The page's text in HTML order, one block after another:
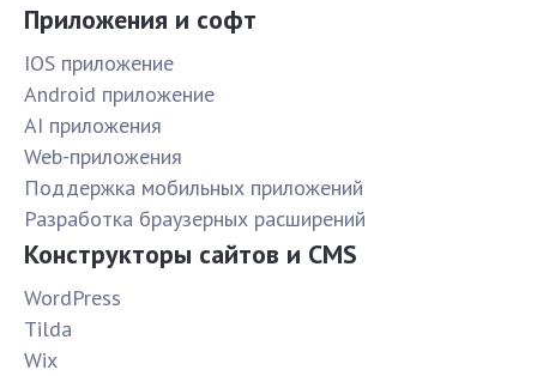
Приложения и софт
IOS приложение
Android приложение
AI приложения
Web-приложения
Поддержка мобильных приложений
Разработка браузерных расширений
Конструкторы сайтов и CMS
WordPress
Tilda
Wix